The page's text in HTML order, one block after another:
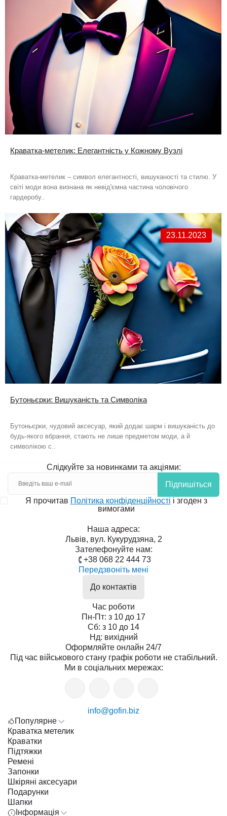
Краватка-метелик: Елегантність у Кожному Вузлі
Краватка-метелик – символ елегантності, вишуканості та стилю. У
світі моди вона визнана як невід'ємна частина чоловічого
гардеробу..
23.11.2023
Бутоньєрки: Вишуканість та Символіка
Бутоньєрки, чудовий аксесуар, який додає шарм і вишуканість до
будь-якого вбрання, стають не лише предметом моди, а й
символікою с..
Слідкуйте за новинками та акціями:
Підпишіться
Я прочитав Політика конфіденційності і згоден з
вимогами
Наша адреса:
Львів, вул. Кукурудзяна, 2
Зателефонуйте нам:
+38 068 22 444 73
Передзвоніть мені
До контактів
Час роботи
Пн-Пт: з 10 до 17
Сб: з 10 до 14
Нд: вихідний
Оформляйте онлайн 24/7
Під час військового стану графік роботи не стабільний.
Ми в соціальних мережах:
info@gofin.biz
Популярне
Краватка метелик
Краватки
Підтяжки
Ремені
Запонки
Шкіряні аксесуари
Подарунки
Шапки
Інформація